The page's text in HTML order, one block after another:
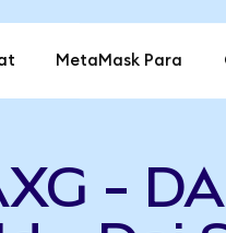
MetaMask Para
-